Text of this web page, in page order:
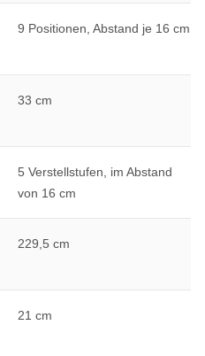
9 Positionen, Abstand je 16 cm
33 cm
5 Verstellstufen, im Abstand
von 16 cm
229,5 cm
21 cm